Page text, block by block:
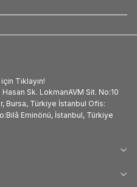
için Tıklayın!
Sk. LokmanAVM Sit. No:10
Bursa, Türkiye İstanbul Ofis:
Eminönü, İstanbul, Türkiye